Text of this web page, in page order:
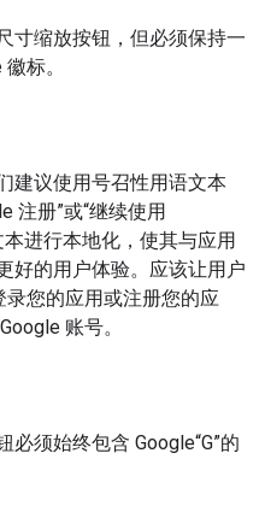
寸缩放按钮，但必须保持一
标。
建议使用号召性用语文本
注册”或“继续使用
进行本地化，使其与应用
好的用户体验。应该让用户
您的应用或注册您的应
账号。
须始终包含 Google“G”的